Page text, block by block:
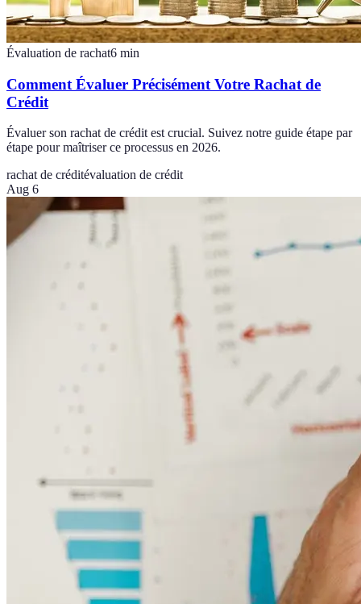
Évaluation de rachat6 min
Comment Évaluer Précisément Votre Rachat de
Crédit
Évaluer son rachat de crédit est crucial. Suivez notre guide étape par
étape pour maîtriser ce processus en 2026.
rachat de créditévaluation de crédit
Aug 6